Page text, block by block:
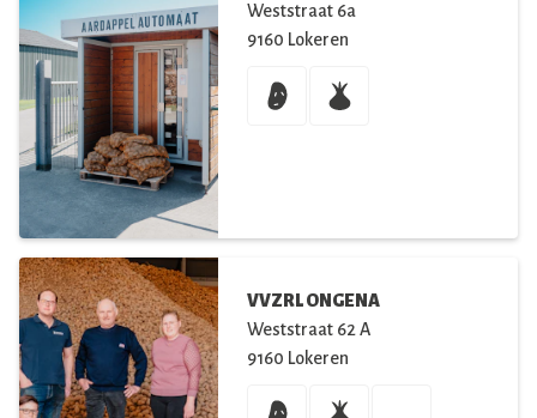
Weststraat 6a
9160 Lokeren
VVZRL ONGENA
Weststraat 62 A
9160 Lokeren